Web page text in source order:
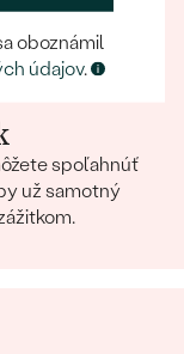
spoľahnúť
už samotný
oboznámil
údajov.